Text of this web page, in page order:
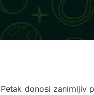
Petak donosi zanimljiv